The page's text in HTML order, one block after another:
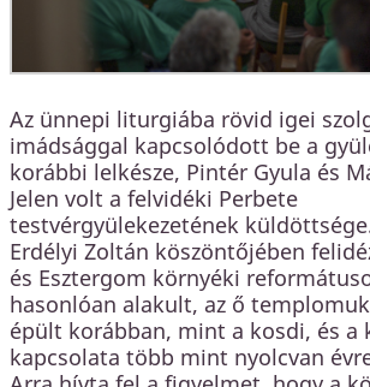
Az ünnepi liturgiába rövid igei
imádsággal kapcsolódott be a
korábbi lelkésze, Pintér Gyula és
Jelen volt a felvidéki Perbete
testvérgyülekezetének
Erdélyi Zoltán köszöntőjében
és Esztergom környéki
hasonlóan alakult, az ő
épült korábban, mint a kosdi, és a
kapcsolata több mint nyolcvan